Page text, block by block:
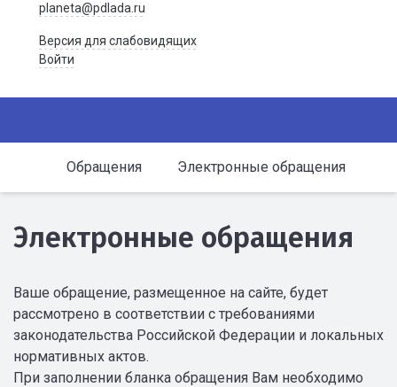
planeta@pdlada.ru
Версия для слабовидящих
Войти
Обращения Электронные обращения
Электронные обращения
Ваше обращение, размещенное на сайте, будет
рассмотрено в соответствии с требованиями
законодательства Российской Федерации и локальных
нормативных актов.
При заполнении бланка обращения Вам необходимо